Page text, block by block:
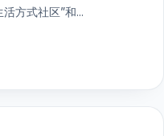
方式社区”和...